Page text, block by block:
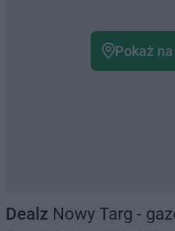
Pokaż
Dealz Nowy Targ -